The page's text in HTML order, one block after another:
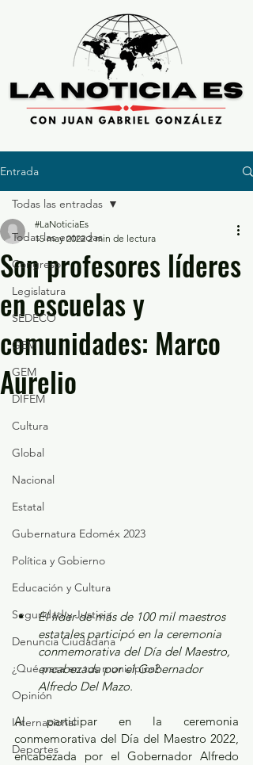
Entrada
Todas las entradas
Congreso
Legislatura
SEDECO
GEM
GEM
DIFEM
Cultura
Global
Nacional
Estatal
Gubernatura Edoméx 2023
Política y Gobierno
Educación y Cultura
Seguridad y Justicia
Denuncia Ciudadana
¿Qué pasa en tus municipios?
Opinión
Internacional
Deportes
Todas las entradas
Son profesores líderes
en escuelas y
comunidades: Marco
Aurelio
#LaNoticiaEs
15 may 2022 2 min de lectura
El líder de más de 100 mil maestros
estatales participó en la ceremonia
conmemorativa del Día del Maestro,
encabezada por el Gobernador
Alfredo Del Mazo.
Al participar en la ceremonia
conmemorativa del Día del Maestro 2022,
encabezada por el Gobernador Alfredo